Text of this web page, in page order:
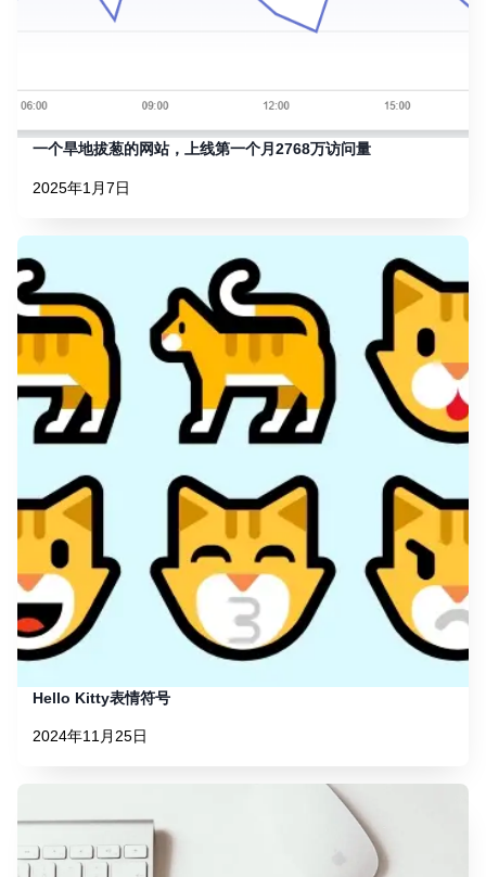
一个旱地拔葱的网站，上线第一个月2768万访问量
2025年1月7日
Hello Kitty表情符号
2024年11月25日